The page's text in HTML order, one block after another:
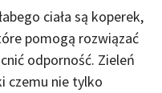
ciała są koperek,
pomogą rozwiązać
odporność. Zieleń
czemu nie tylko